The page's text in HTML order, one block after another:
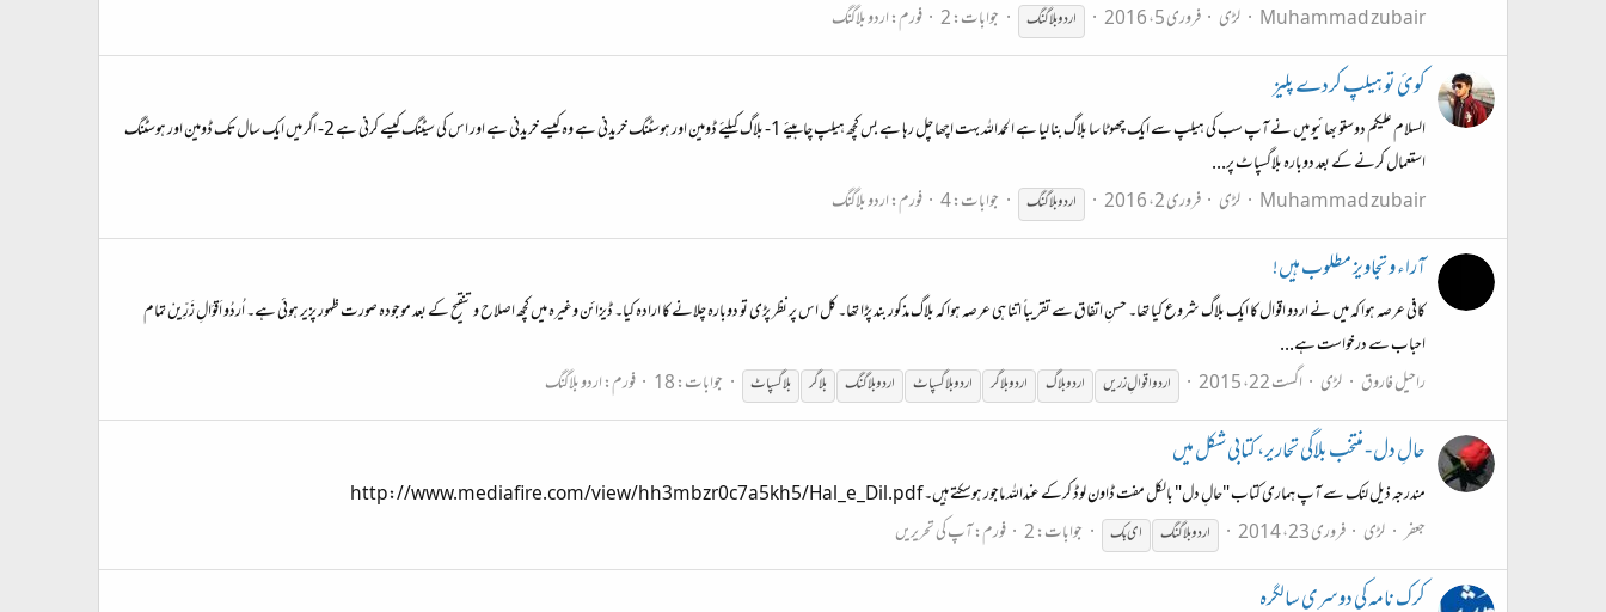
Muhammad zubair
لڑی فروری 5، 2016 اردوبلاگنگ جوابات: 2 فورم:اردو بلاگنگ
کوئ تو هیلپ کردے پلیز
السلام علیکم دوستو بھائیو میں نے آپ سب کی هیلپ سے ایک چھوٹا سا بلاگ بنا لیا هے الحمدالله بهت اچھا چل رها هے بس کچھ هیلپ چاهیئے 1- بلاگ کیلئے ڈومین اور هوسٹنگ خریدنی هے وه کیسے خریدنی هے اور اس کی سیٹنگ کیسے کرنی هے 2- اگر میں ایک سال تک ڈومین اور هوسٹنگ
استعمال کرنے کے بعد دوباره بلاگسپاٹ پر...
Muhammad zubair
لڑی فروری 2، 2016 اردوبلاگنگ جوابات: 4 فورم:اردو بلاگنگ
آراء و تجاویز مطلوب ہیں!
کافی عرصہ ہوا کہ میں نے اردو اقوال کا ایک بلاگ شروع کیا تھا۔ حسنِ اتفاق سے تقریباً اتنا ہی عرصہ ہوا کہ بلاگ مذکور بند پڑا تھا۔ کل اس پر نظر پڑی تو دوبارہ چلانے کا ارادہ کیا۔ ڈیزائن وغیرہ میں کچھ اصلاح و تنقیح کے بعد موجودہ صورت ظہور پزیر ہوئی ہے۔ اُردُو اَقوَالِ زَرِّیںْ تمام
احباب سے درخواست ہے...
راحیل فاروق
لڑی اگست 22، 2015 اردواقوالِ زریں اردوبلاگ اردوبلاگر اردوبلاگسپاٹ اردوبلاگنگ بلاگر بلاگسپاٹ جوابات: 18 فورم:اردو بلاگنگ
حالِ دل - منتخب بلاگی تحاریر، کتابی شکل میں
مندرجہ ذیل لنک سے آپ ہماری کتاب "حالِ دل" بالکل مفت ڈاون لوڈ کرکے عنداللہ ماجور ہوسکتے ہیں۔ http://www.mediafire.com/view/hh3mbzr0c7a5kh5/Hal_e_Dil.pdf
جعفر لڑی فروری 23، 2014 اردوبلاگنگ ای بک جوابات: 2 فورم:آپ کی تحریریں
کرک نامہ کی دوسری سالگرہ